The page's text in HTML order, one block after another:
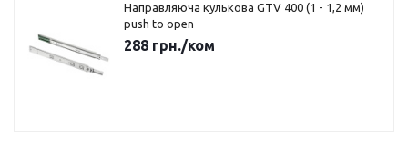
Направляюча кулькова GTV 400 (1 - 1,2 мм)
push to open
288 грн./ком